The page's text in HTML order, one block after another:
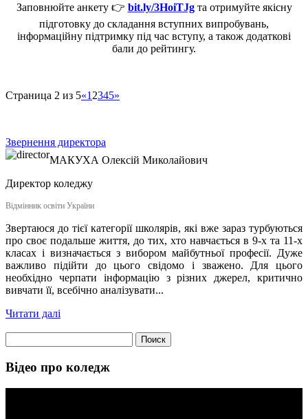
Заповнюйте анкету 👉 bit.ly/3HoiTJgта отримуйте якісну
підготовку до складання вступних випробувань,
інформаційну підтримку під час вступу, а також додаткові
бали до рейтингу.
Страница 2 из 5«1 2345»
Звернення директора
МАКУХА Олексій Миколайович
Директор коледжу
Відмінник освіти України
Звертаюся до тієї категорії школярів, які вже зараз турбуються
про своє подальше життя, до тих, хто навчається в 9-х та 11-х
класах і визначається з вибором майбутньої професії. Дуже
важливо підійти до цього свідомо і зважено. Для цього
необхідно черпати інформацію з різних джерел, критично
вивчати її, всебічно аналізувати...
Читати далі
Відео про коледж